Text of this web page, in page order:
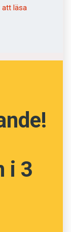
att läsa
i 3